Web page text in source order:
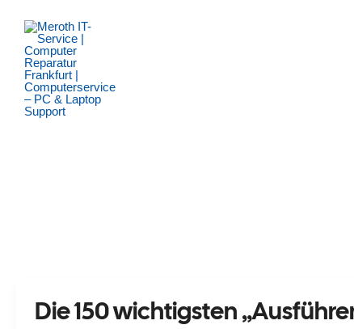
Inhalt
springen
Die 150 wichtigsten